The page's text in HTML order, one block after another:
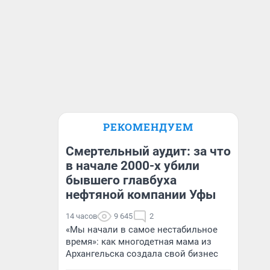
РЕКОМЕНДУЕМ
Смертельный аудит: за что
в начале 2000-х убили
бывшего главбуха
нефтяной компании Уфы
14 часов 9 645 2
«Мы начали в самое нестабильное
время»: как многодетная мама из
Архангельска создала свой бизнес